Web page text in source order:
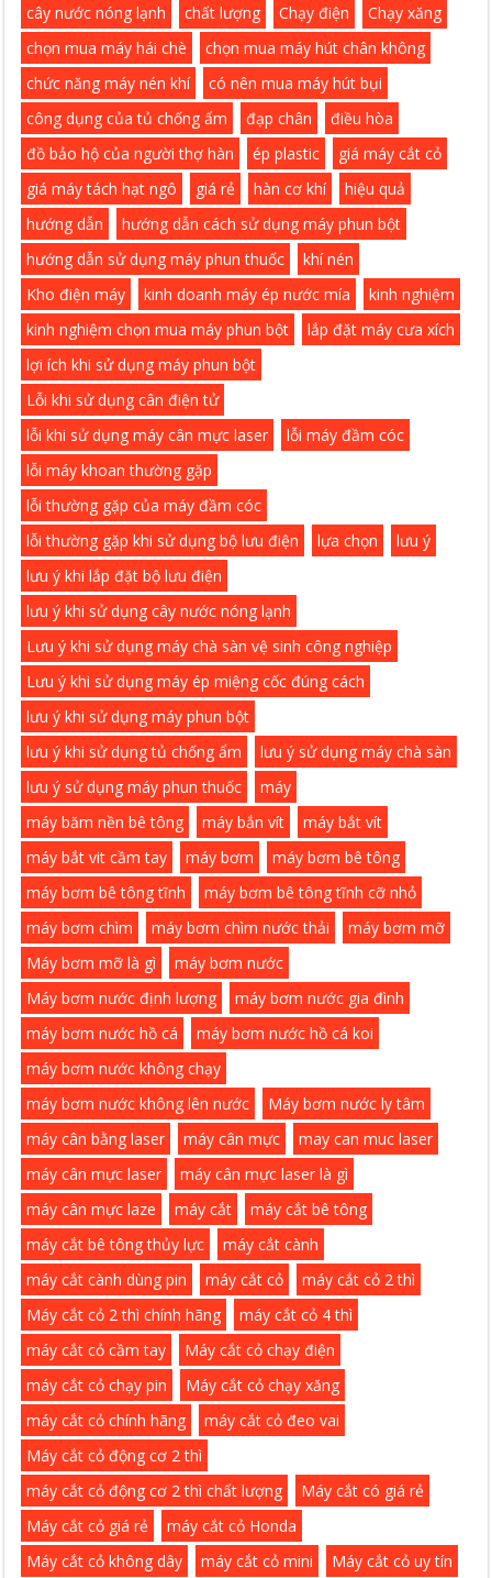
cây nước nóng lạnh chất lượng Chạy điện
Chạy xăng
chọn mua máy hái chè
chọn mua máy hút chân không
chức năng máy nén khí
có nên mua máy hút bụi
công dụng của tủ chống ẩm
đạp chân
điều hòa
đồ bảo hộ của người thợ hàn
ép plastic
giá máy cắt cỏ
giá máy tách hạt ngô
giá rẻ hàn cơ khí
hiệu quả
hướng dẫn
hướng dẫn cách sử dụng máy phun bột
hướng dẫn sử dụng máy phun thuốc
khí nén
Kho điện máy
kinh doanh máy ép nước mía
kinh nghiệm
kinh nghiệm chọn mua máy phun bột
lắp đặt máy cưa xích
lợi ích khi sử dụng máy phun bột
Lỗi khi sử dụng cân điện tử
lỗi khi sử dụng máy cân mực laser
lỗi máy đầm cóc
lỗi máy khoan thường gặp
lỗi thường gặp của máy đầm cóc
lỗi thường gặp khi sử dụng bộ lưu điện
lựa chọn
lưu ý
lưu ý khi lắp đặt bộ lưu điện
lưu ý khi sử dụng cây nước nóng lạnh
Lưu ý khi sử dụng máy chà sàn vệ sinh công nghiệp
Lưu ý khi sử dụng máy ép miệng cốc đúng cách
lưu ý khi sử dụng máy phun bột
lưu ý khi sử dụng tủ chống ẩm
lưu ý sử dụng máy chà sàn
lưu ý sử dụng máy phun thuốc
máy
máy băm nền bê tông
máy bắn vít
máy bắt vít
máy bắt vit cầm tay
máy bơm
máy bơm bê tông
máy bơm bê tông tĩnh
máy bơm bê tông tĩnh cỡ nhỏ
máy bơm chìm
máy bơm chìm nước thải
máy bơm mỡ
Máy bơm mỡ là gì
máy bơm nước
Máy bơm nước định lượng
máy bơm nước gia đình
máy bơm nước hồ cá
máy bơm nước hồ cá koi
máy bơm nước không chạy
máy bơm nước không lên nước
Máy bơm nước ly tâm
máy cân bằng laser
máy cân mực
may can muc laser
máy cân mực laser
máy cân mực laser là gì
máy cân mực laze
máy cắt
máy cắt bê tông
máy cắt bê tông thủy lực
máy cắt cành
máy cắt cành dùng pin
máy cắt cỏ
máy cắt cỏ 2 thì
Máy cắt cỏ 2 thì chính hãng
máy cắt cỏ 4 thì
máy cắt cỏ cầm tay
Máy cắt cỏ chạy điện
máy cắt cỏ chạy pin
Máy cắt cỏ chạy xăng
máy cắt cỏ chính hãng
máy cắt cỏ đeo vai
Máy cắt cỏ động cơ 2 thì
máy cắt cỏ động cơ 2 thì chất lượng
Máy cắt có giá rẻ
Máy cắt cỏ giá rẻ
máy cắt cỏ Honda
Máy cắt cỏ không dây
máy cắt cỏ mini
Máy cắt cỏ uy tín